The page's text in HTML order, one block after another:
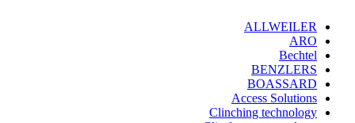
ALLWEILER
ARO
Bechtel
BENZLERS
BOASSARD
Access Solutions
Clinching technology